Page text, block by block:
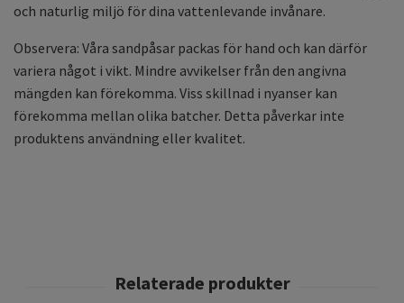
och naturlig miljö för dina vattenlevande invånare.
Observera: Våra sandpåsar packas för hand och kan därför
variera något i vikt. Mindre avvikelser från den angivna
mängden kan förekomma. Viss skillnad i nyanser kan
förekomma mellan olika batcher. Detta påverkar inte
produktens användning eller kvalitet.